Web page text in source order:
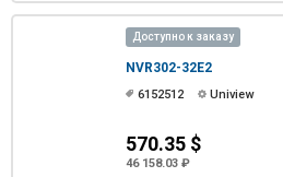
Доступно к заказу
NVR302-32E2
6152512 Uniview
570.35 $
46 158.03 ₽